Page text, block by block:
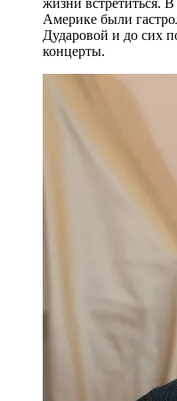
Америке были
Дударовой и до сих
концерты.